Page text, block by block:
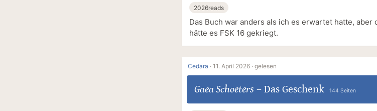
2026reads
Das Buch war anders als ich es erwartet hatte, aber
hätte es FSK 16 gekriegt.
Cedara · 11. April 2026 · gelesen
Gaea Schoeters – Das Geschenk 144 Seiten